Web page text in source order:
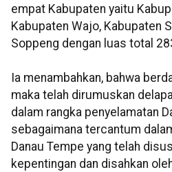
empat Kabupaten yaitu
Kabupaten Wajo, Kabupaten
Soppeng dengan luas total
Ia menambahkan, bahwa
maka telah dirumuskan
dalam rangka penyelamatan
sebagaimana tercantum
Danau Tempe yang telah
kepentingan dan disahkan